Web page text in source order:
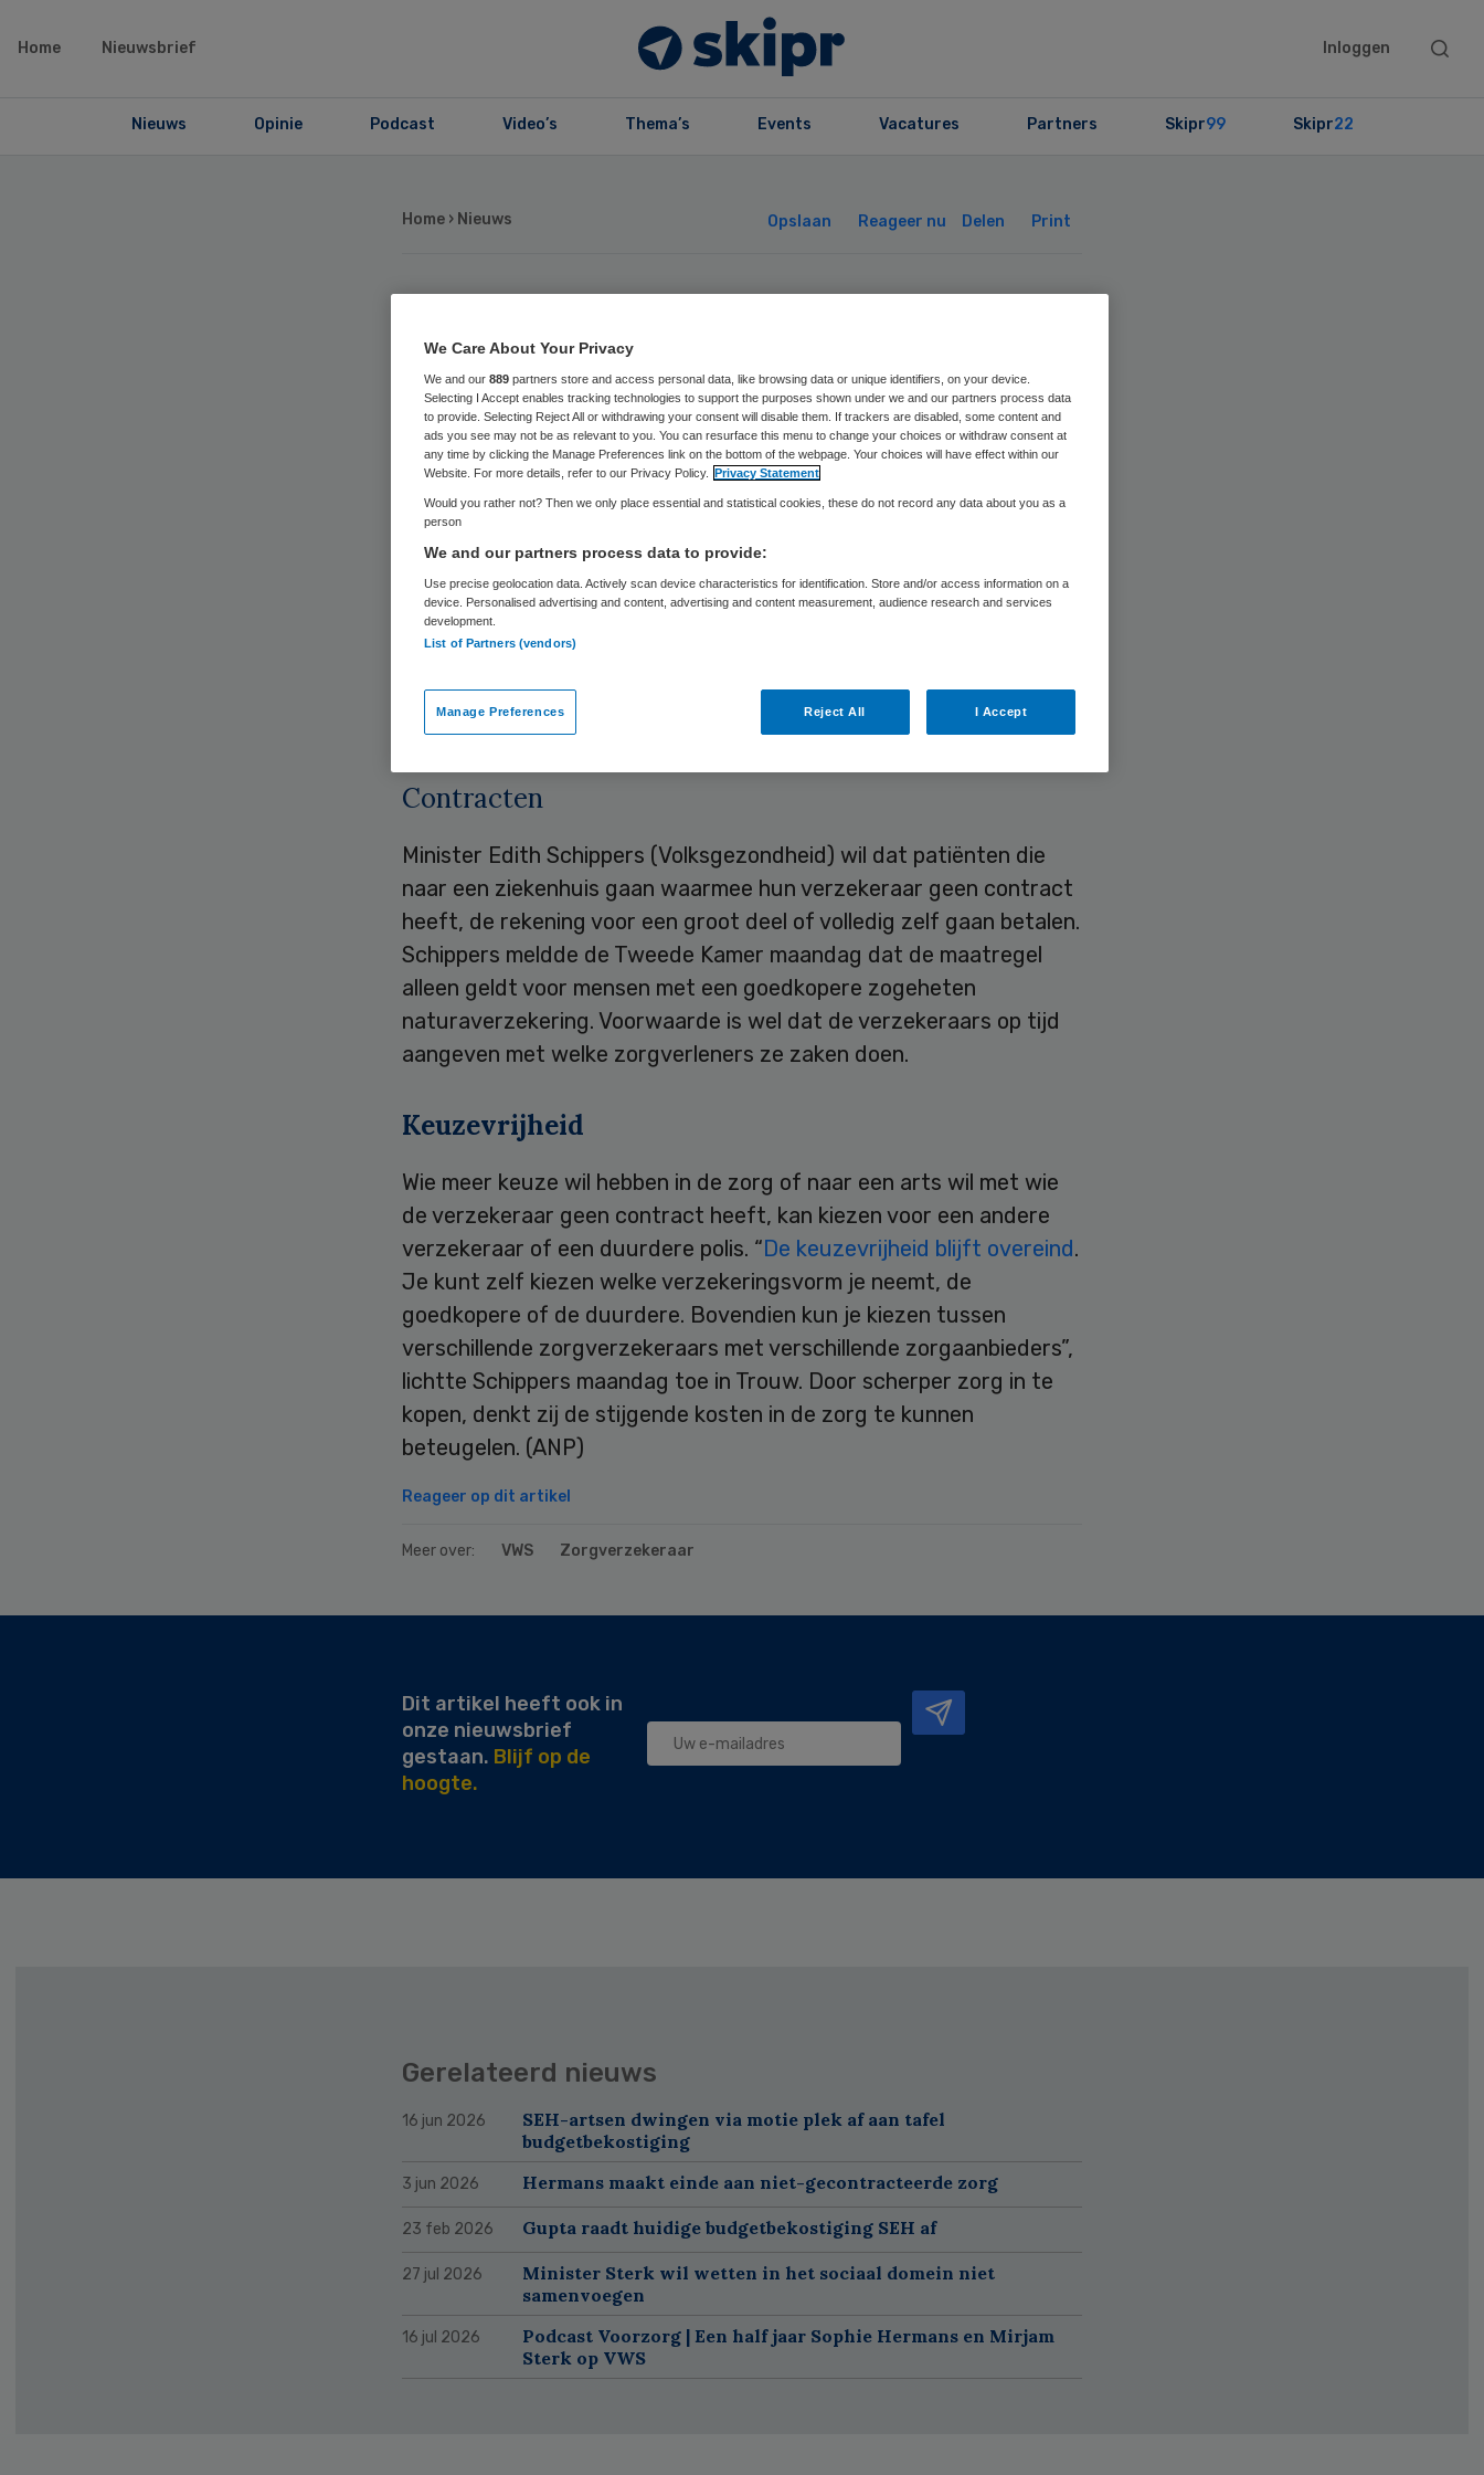
Home Nieuwsbrief Inloggen
Search
Nieuws Opinie Podcast Video’s Thema’s Events Vacatures Partners Skipr99 Skipr22
Home › Nieuws Opslaan Reageer nu Delen Print
Schippers: vergoed
alleen
gecontracteerde zorg
Skipr Redactie 26 maart 2012,
hun zorgverzekering afsluiten, weten met welke artsen en
ziekenhuizen de verzekeraar een contract heeft.
Contracten
Minister Edith Schippers (Volksgezondheid) wil dat patiënten die
naar een ziekenhuis gaan waarmee hun verzekeraar geen contract
heeft, de rekening voor een groot deel of volledig zelf gaan betalen.
Schippers meldde de Tweede Kamer maandag dat de maatregel
alleen geldt voor mensen met een goedkopere zogeheten
naturaverzekering. Voorwaarde is wel dat de verzekeraars op tijd
aangeven met welke zorgverleners ze zaken doen.
Keuzevrijheid
Wie meer keuze wil hebben in de zorg of naar een arts wil met wie
de verzekeraar geen contract heeft, kan kiezen voor een andere
verzekeraar of een duurdere polis. “De keuzevrijheid blijft overeind.
Je kunt zelf kiezen welke verzekeringsvorm je neemt, de
goedkopere of de duurdere. Bovendien kun je kiezen tussen
verschillende zorgverzekeraars met verschillende zorgaanbieders”,
lichtte Schippers maandag toe in Trouw. Door scherper zorg in te
kopen, denkt zij de stijgende kosten in de zorg te kunnen
beteugelen. (ANP)
Reageer op dit artikel
Meer over: VWS Zorgverzekeraar
Dit artikel heeft ook in
onze nieuwsbrief
gestaan. Blijf op de
hoogte.
Gerelateerd nieuws
16 jun 2026
SEH-artsen dwingen via motie plek af aan tafel
budgetbekostiging
3 jun 2026 Hermans maakt einde aan niet-gecontracteerde zorg
23 feb 2026 Gupta raadt huidige budgetbekostiging SEH af
27 jul 2026
Minister Sterk wil wetten in het sociaal domein niet
samenvoegen
16 jul 2026
Podcast Voorzorg | Een half jaar Sophie Hermans en Mirjam
Sterk op VWS
We Care About Your Privacy
We and our 889 partners store and access personal data, like browsing data or unique identifiers, on your device.
Selecting I Accept enables tracking technologies to support the purposes shown under we and our partners process data
to provide. Selecting Reject All or withdrawing your consent will disable them. If trackers are disabled, some content and
ads you see may not be as relevant to you. You can resurface this menu to change your choices or withdraw consent at
any time by clicking the Manage Preferences link on the bottom of the webpage. Your choices will have effect within our
Website. For more details, refer to our Privacy Policy. Privacy Statement
Would you rather not? Then we only place essential and statistical cookies, these do not record any data about you as a
person
We and our partners process data to provide:
Use precise geolocation data. Actively scan device characteristics for identification. Store and/or access information on a
device. Personalised advertising and content, advertising and content measurement, audience research and services
development.
List of Partners (vendors)
Manage Preferences Reject All I Accept